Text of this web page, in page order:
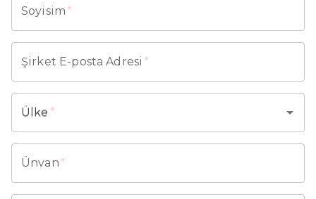
Soyisim *
Şirket E-posta Adresi *
Ülke *
Ünvan *